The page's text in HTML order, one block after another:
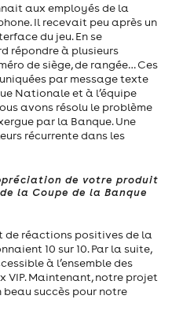
aux employés de la
Il recevait peu après un
du jeu. En se
répondre à plusieurs
de siège, de rangée… Ces
par message texte
Nationale et à l’équipe
avons résolu le problème
par la Banque. Une
récurrente dans les
de votre produit
la Coupe de la Banque
de réactions positives de la
10 sur 10. Par la suite,
à l’ensemble des
VIP. Maintenant, notre projet
beau succès pour notre